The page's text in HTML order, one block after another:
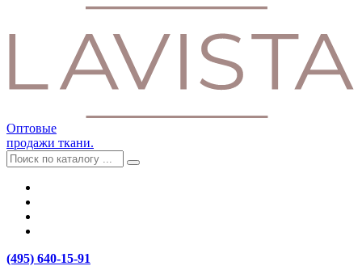
Оптовые
продажи ткани.
(495) 640-15-91